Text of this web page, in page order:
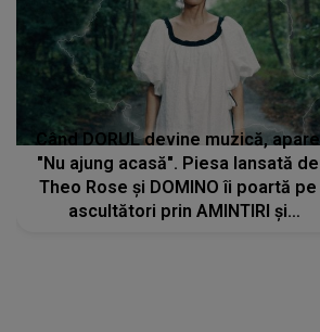
Când DORUL devine muzică, apare
"Nu ajung acasă". Piesa lansată de
Theo Rose și DOMINO îi poartă pe
ascultători prin AMINTIRI și